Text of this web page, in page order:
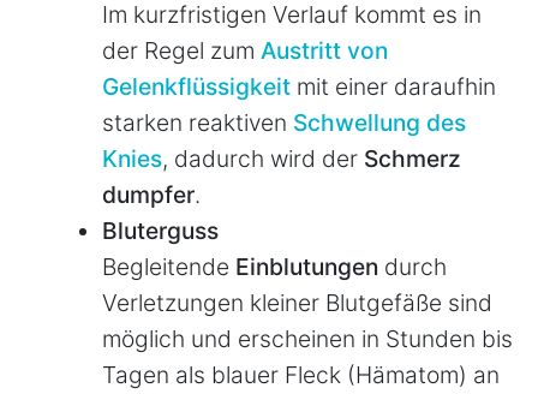
Im kurzfristigen Verlauf kommt es in
der Regel zum Austritt von
Gelenkflüssigkeit mit einer daraufhin
starken reaktiven Schwellung des
Knies, dadurch wird der Schmerz
dumpfer.
Bluterguss
Begleitende Einblutungen durch
Verletzungen kleiner Blutgefäße sind
möglich und erscheinen in Stunden bis
Tagen als blauer Fleck (Hämatom) an